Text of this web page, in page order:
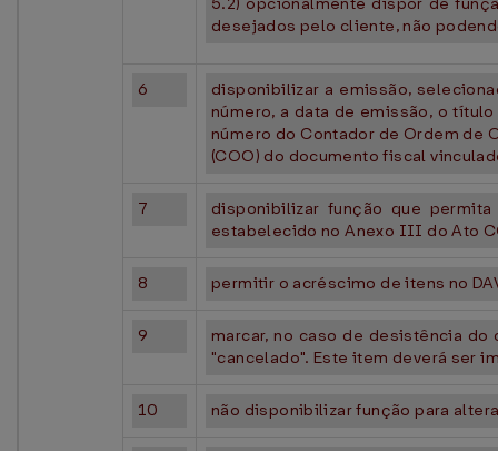
desejados pelo cliente, não
6
disponibilizar a emissão,
número, a data de emissão, o
número do Contador de Ordem de
(COO) do documento fiscal
7
disponibilizar função que
estabelecido no Anexo III do Ato
8 permitir o acréscimo de itens no
9
marcar, no caso de desistência
"cancelado". Este item deverá ser
10 não disponibilizar função para